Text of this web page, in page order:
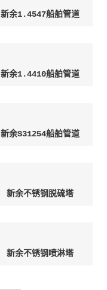
新余1.4547船舶管道
新余1.4410船舶管道
新余S31254船舶管道
新余不锈钢脱硫塔
新余不锈钢喷淋塔